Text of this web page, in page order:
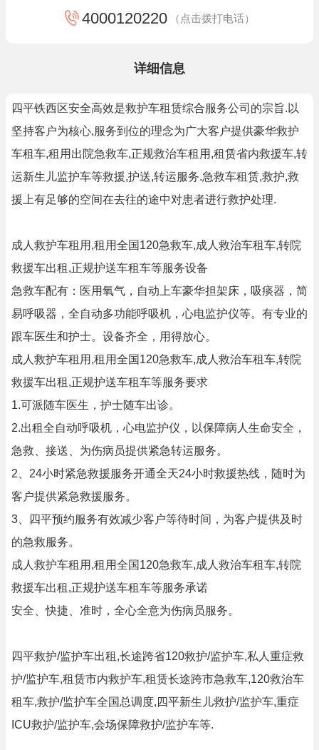
4000120220 （点击拨打电话）
详细信息
四平铁西区安全高效是救护车租赁综合服务公司的宗旨.以
坚持客户为核心,服务到位的理念为广大客户提供豪华救护
车租车,租用出院急救车,正规救治车租用,租赁省内救援车,转
运新生儿监护车等救援,护送,转运服务.急救车租赁,救护,救
援上有足够的空间在去往的途中对患者进行救护处理.
成人救护车租用,租用全国120急救车,成人救治车租车,转院
救援车出租,正规护送车租车等服务设备
急救车配有：医用氧气，自动上车豪华担架床，吸痰器，简
易呼吸器，全自动多功能呼吸机，心电监护仪等。有专业的
跟车医生和护士。设备齐全，用得放心。
成人救护车租用,租用全国120急救车,成人救治车租车,转院
救援车出租,正规护送车租车等服务要求
1.可派随车医生，护士随车出诊。
2.出租全自动呼吸机，心电监护仪，以保障病人生命安全，
急救、接送、为伤病员提供紧急转运服务。
2、24小时紧急救援服务开通全天24小时救援热线，随时为
客户提供紧急救援服务。
3、四平预约服务有效减少客户等待时间，为客户提供及时
的急救服务。
成人救护车租用,租用全国120急救车,成人救治车租车,转院
救援车出租,正规护送车租车等服务承诺
安全、快捷、准时，全心全意为伤病员服务。
四平救护/监护车出租,长途跨省120救护/监护车,私人重症救
护/监护车,租赁市内救护车,租赁长途跨市急救车,120救治车
租车,救护/监护车全国总调度,四平新生儿救护/监护车,重症
ICU救护/监护车,会场保障救护/监护车等.